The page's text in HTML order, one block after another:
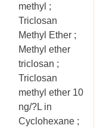
methyl ;
Triclosan
Methyl Ether ;
Methyl ether
triclosan ;
Triclosan
methyl ether 10
ng/?L in
Cyclohexane ;